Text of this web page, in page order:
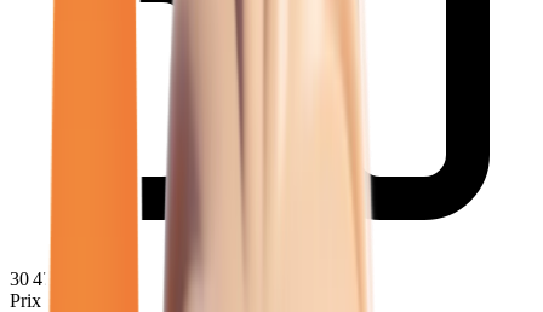
30 472
Prix moyen